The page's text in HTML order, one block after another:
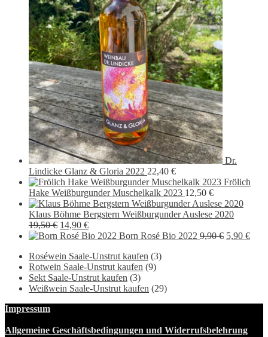
Dr.
Lindicke Glanz & Gloria 2022 22,40 €
Frölich
Hake Weißburgunder Muschelkalk 2023 12,50 €
Klaus Böhme Bergstern Weißburgunder Auslese 2020
19,50€ Ursprünglicher
Preis
19,50 €
14,90 €Aktueller
Preis
14,90 €.
Born Rosé Bio 2022 9,90€ 5,90 €
Roséwein Saale-Unstrut kaufen (3)
Rotwein Saale-Unstrut kaufen (9)
Sekt Saale-Unstrut kaufen (3)
Weißwein Saale-Unstrut kaufen (29)
Impressum
Allgemeine Geschäftsbedingungen und Widerrufsbelehrung